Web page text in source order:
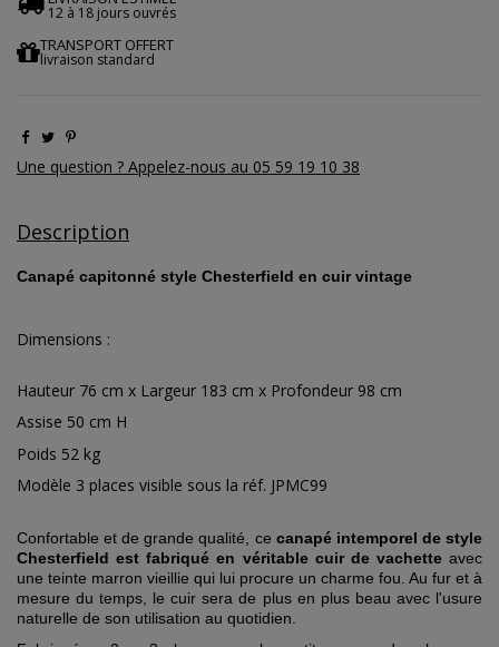
12 à 18 jours ouvrés
TRANSPORT OFFERT
livraison standard
Une question ? Appelez-nous au 05 59 19 10 38
Description
Canapé capitonné style Chesterfield en cuir vintage
Dimensions :
Hauteur 76 cm x Largeur 183 cm x Profondeur 98 cm
Assise 50 cm H
Poids 52 kg
Modèle 3 places visible sous la réf. JPMC99
Confortable et de grande qualité, ce canapé intemporel de style
Chesterfield est fabriqué en véritable cuir de vachetteavec
une teinte marron vieillie qui lui procure un charme fou. Au fur et à
mesure du temps, le cuir sera de plus en plus beau avec l'usure
naturelle de son utilisation au quotidien.